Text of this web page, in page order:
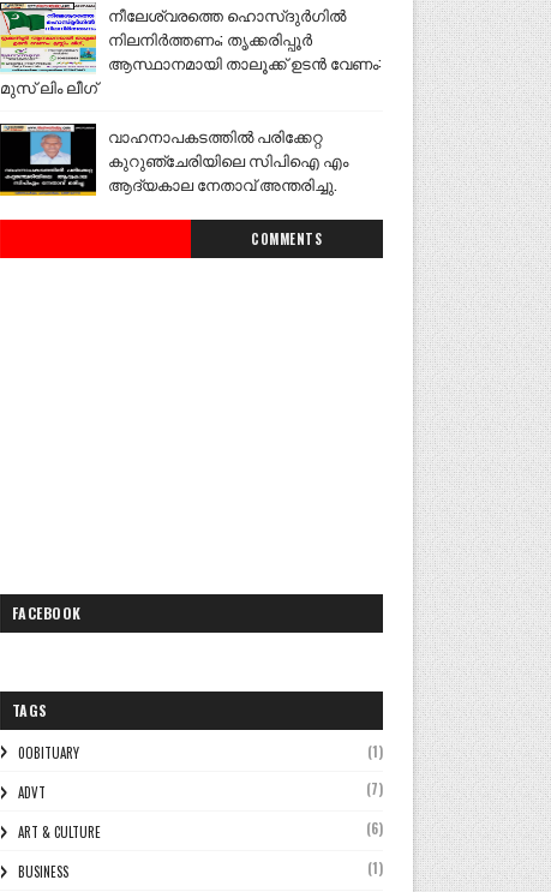
നീലേശ്വരത്തെ ഹൊസ്ദുർഗിൽ
നിലനിർത്തണം; തൃക്കരിപ്പൂർ
ആസ്ഥാനമായി താലൂക്ക് ഉടൻ വേണം:
മുസ് ലിം ലീഗ്
വാഹനാപകടത്തിൽ പരിക്കേറ്റ
കുറുഞ്ചേരിയിലെ സിപിഐ എം
ആദ്യകാല നേതാവ് അന്തരിച്ചു.
COMMENTS
FACEBOOK
TAGS
0OBITUARY (1)
ADVT (7)
ART & CULTURE (6)
BUSINESS (1)